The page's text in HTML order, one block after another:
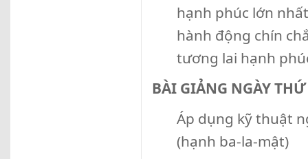
hạnh phúc lớn
hành động chín
tương lai hạnh
BÀI GIẢNG NGÀY
Áp dụng kỹ thuật
(hạnh ba-la-mật)